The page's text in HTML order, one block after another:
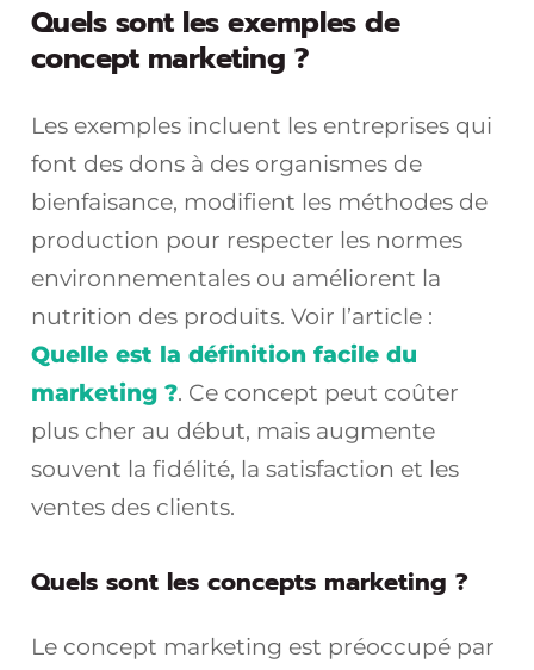
Quels sont les exemples de
concept marketing ?
Les exemples incluent les entreprises qui
font des dons à des organismes de
bienfaisance, modifient les méthodes de
production pour respecter les normes
environnementales ou améliorent la
nutrition des produits. Voir l’article :
Quelle est la définition facile du
marketing ?. Ce concept peut coûter
plus cher au début, mais augmente
souvent la fidélité, la satisfaction et les
ventes des clients.
Quels sont les concepts marketing ?
Le concept marketing est préoccupé par